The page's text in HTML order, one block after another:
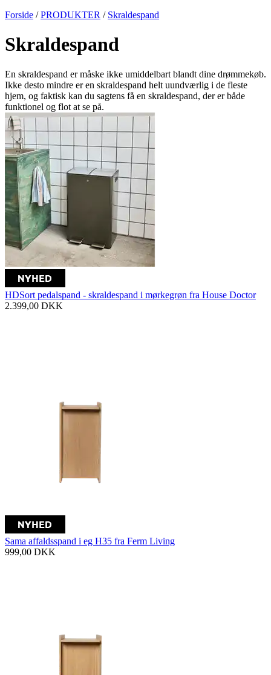
Forside /PRODUKTER / Skraldespand
Skraldespand
En skraldespand er måske ikke umiddelbart blandt dine drømmekøb.
Ikke desto mindre er en skraldespand helt uundværlig i de fleste
hjem, og faktisk kan du sagtens få en skraldespand, der er både
funktionel og flot at se på.
HDSort pedalspand - skraldespand i mørkegrøn fra House Doctor
2.399,00 DKK
Sama affaldsspand i eg H35 fra Ferm Living
999,00 DKK